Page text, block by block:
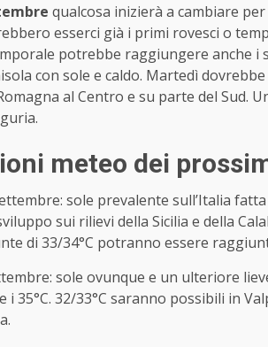
qualcosa inizierà a cambiare
esserci già i primi rovesci o
potrebbe raggiungere anche i
con sole e caldo. Martedì
al Centro e su parte del Sud.
meteo dei
sole prevalente sull’Italia
sui rilievi della Sicilia e della
di 33/34°C potranno essere
sole ovunque e un ulteriore
35°C. 32/33°C saranno possibili in